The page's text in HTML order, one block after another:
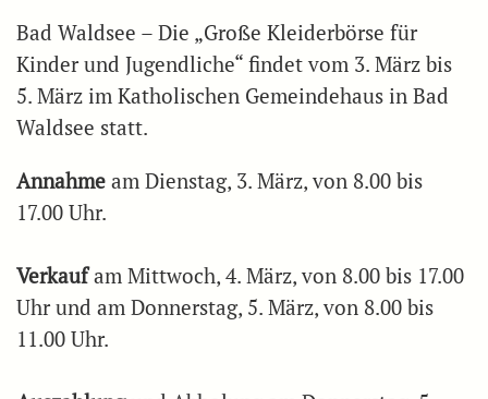
Bad Waldsee – Die „Große Kleiderbörse für
Kinder und Jugendliche“ findet vom 3. März bis
5. März im Katholischen Gemeindehaus in Bad
Waldsee statt.
Annahme am Dienstag, 3. März, von 8.00 bis
17.00 Uhr.
Verkaufam Mittwoch, 4. März, von 8.00 bis 17.00
Uhr und am Donnerstag, 5. März, von 8.00 bis
11.00 Uhr.